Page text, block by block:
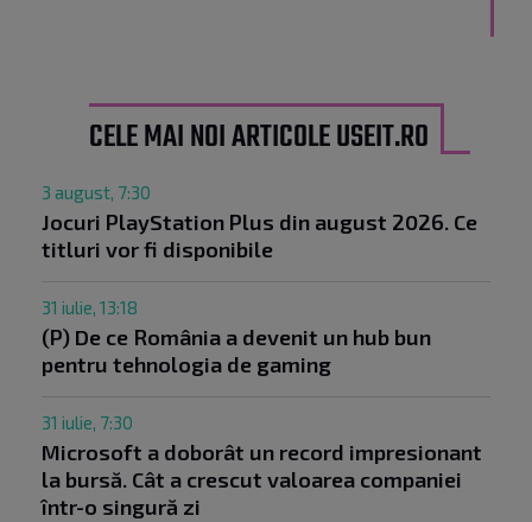
CELE MAI NOI ARTICOLE USEIT.RO
3 august, 7:30
Jocuri PlayStation Plus din august 2026. Ce
titluri vor fi disponibile
31 iulie, 13:18
(P) De ce România a devenit un hub bun
pentru tehnologia de gaming
31 iulie, 7:30
Microsoft a doborât un record impresionant
la bursă. Cât a crescut valoarea companiei
într-o singură zi